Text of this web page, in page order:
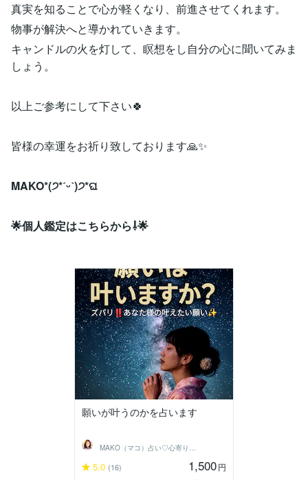
真実を知ることで心が軽くなり、前進させてくれます。
物事が解決へと導かれていきます。
キャンドルの火を灯して、瞑想をし自分の心に聞いてみま
しょう。
以上ご参考にして下さい🍀
皆様の幸運をお祈り致しております🙏✨
MAKO*(੭*ˊᵕˋ)੭*ଘ
🌟個人鑑定はこちらから⇩🌟
願いが叶うのかを占います
5.0 (16) 1,500円